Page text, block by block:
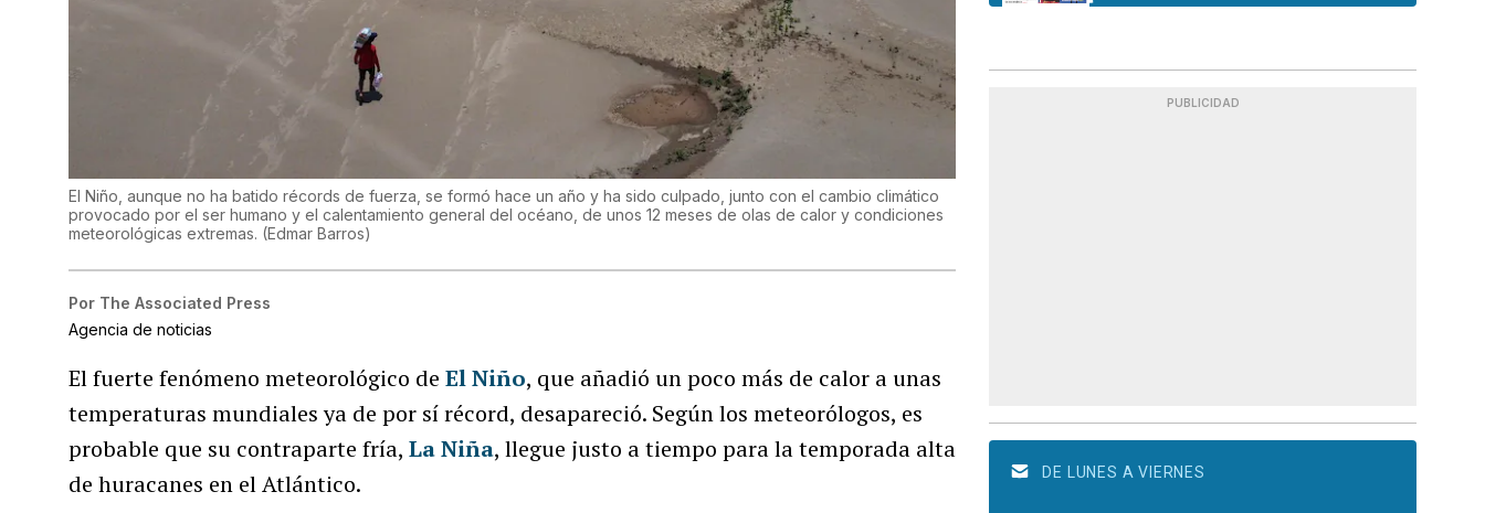
El Niño, aunque no ha batido récords de fuerza, se formó hace un año y ha sido culpado, junto con el cambio climático
provocado por el ser humano y el calentamiento general del océano, de unos 12 meses de olas de calor y condiciones
meteorológicas extremas. (Edmar Barros)
Por The Associated Press
Agencia de noticias
El fuerte fenómeno meteorológico deEl Niño, que añadió un poco más de calor a unas
temperaturas mundiales ya de por sí récord, desapareció. Según los meteorólogos, es
probable que su contraparte fría,La Niña, llegue justo a tiempo para la temporada alta
de huracanes en el Atlántico.
PUBLICIDAD
DE LUNES A VIERNES